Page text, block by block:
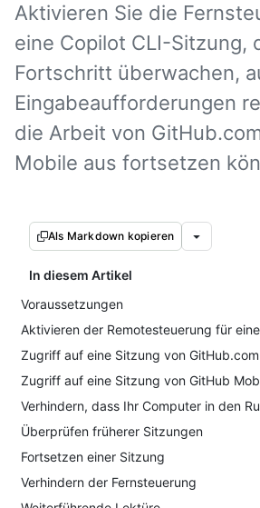
Aktivieren Sie die
eine Copilot CLI-Sitzung,
Fortschritt überwachen,
Eingabeaufforderungen
die Arbeit von
Mobile aus fortsetzen
Als Markdown kopieren
In diesem Artikel
Voraussetzungen
Aktivieren der Remotesteuerung für
Zugriff auf eine Sitzung von GitHub.com
Zugriff auf eine Sitzung von GitHub
Verhindern, dass Ihr Computer in den
Überprüfen früherer Sitzungen
Fortsetzen einer Sitzung
Verhindern der Fernsteuerung